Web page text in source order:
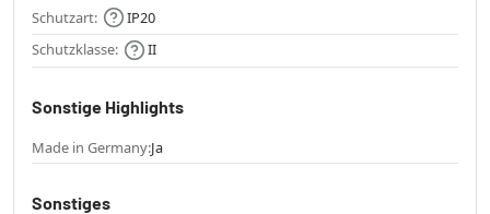
Schutzart:
IP20
Schutzklasse:
II
Sonstige Highlights
Made in Germany:Ja
Sonstiges